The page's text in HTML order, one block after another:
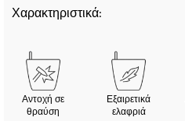
Χαρακτηριστικά:
Αντοχή σε
θραύση
Εξαιρετικά
ελαφριά